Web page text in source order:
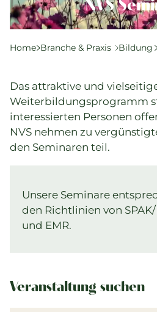
Praxisführung
Bildung
Karriere & Jobs
Aktuelle
Suchverzeichnisse
NVS
Home Branche & Praxis Bildung
Das attraktive und
Weiterbildungsprogramm
interessierten Personen
NVS nehmen zu
den Seminaren teil.
Unsere Seminare
den Richtlinien von SPAK/
und EMR.
Veranstaltung suchen